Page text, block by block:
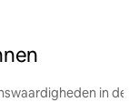
in